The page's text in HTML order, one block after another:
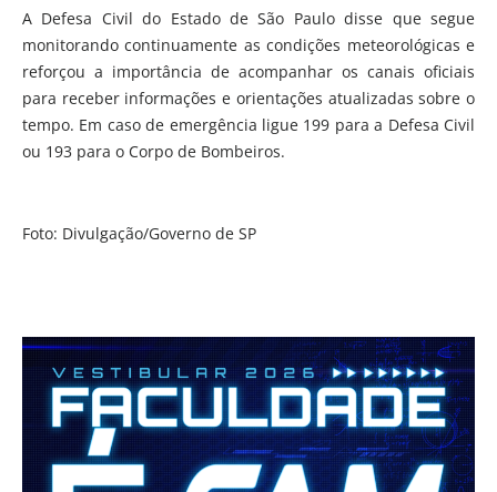
A Defesa Civil do Estado de São Paulo disse que segue
monitorando continuamente as condições meteorológicas e
reforçou a importância de acompanhar os canais oficiais
para receber informações e orientações atualizadas sobre o
tempo. Em caso de emergência ligue 199 para a Defesa Civil
ou 193 para o Corpo de Bombeiros.
Foto: Divulgação/Governo de SP